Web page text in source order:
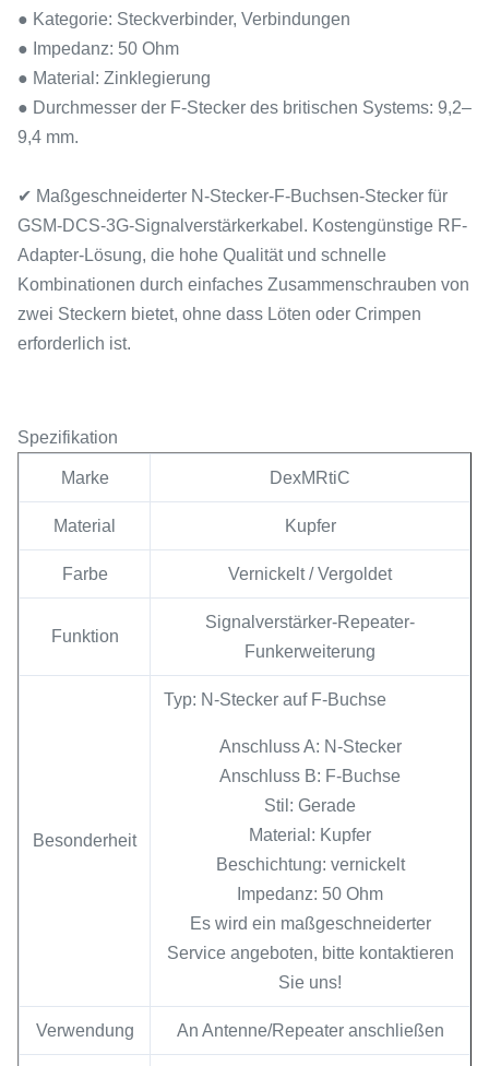
● Kategorie: Steckverbinder, Verbindungen
● Impedanz: 50 Ohm
● Material: Zinklegierung
● Durchmesser der F-Stecker des britischen Systems: 9,2–
9,4 mm.
✔ Maßgeschneiderter N-Stecker-F-Buchsen-Stecker für
GSM-DCS-3G-Signalverstärkerkabel. Kostengünstige RF-
Adapter-Lösung, die hohe Qualität und schnelle
Kombinationen durch einfaches Zusammenschrauben von
zwei Steckern bietet, ohne dass Löten oder Crimpen
erforderlich ist.
Spezifikation
Marke DexMRtiC
Material Kupfer
Farbe Vernickelt / Vergoldet
Funktion
Signalverstärker-Repeater-
Funkerweiterung
Besonderheit
Typ: N-Stecker auf F-Buchse
Anschluss A: N-Stecker
Anschluss B: F-Buchse
Stil: Gerade
Material: Kupfer
Beschichtung: vernickelt
Impedanz: 50 Ohm
Es wird ein maßgeschneiderter
Service angeboten, bitte kontaktieren
Sie uns!
Verwendung An Antenne/Repeater anschließen